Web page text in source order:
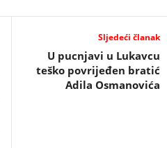
Sljedeći članak
U pucnjavi u Lukavcu
teško povrijeđen bratić
Adila Osmanovića